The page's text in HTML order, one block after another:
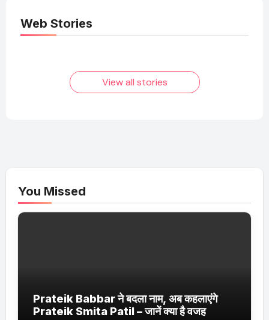
Web Stories
Elvish Yadav: एक
आम लड़के से यूट्यूबर
फिल्मों का जादू और उनका
View all stories
You Missed
Prateik Babbar ने बदला नाम, अब कहलाएंगे
Prateik Smita Patil – जानें क्या है वजह